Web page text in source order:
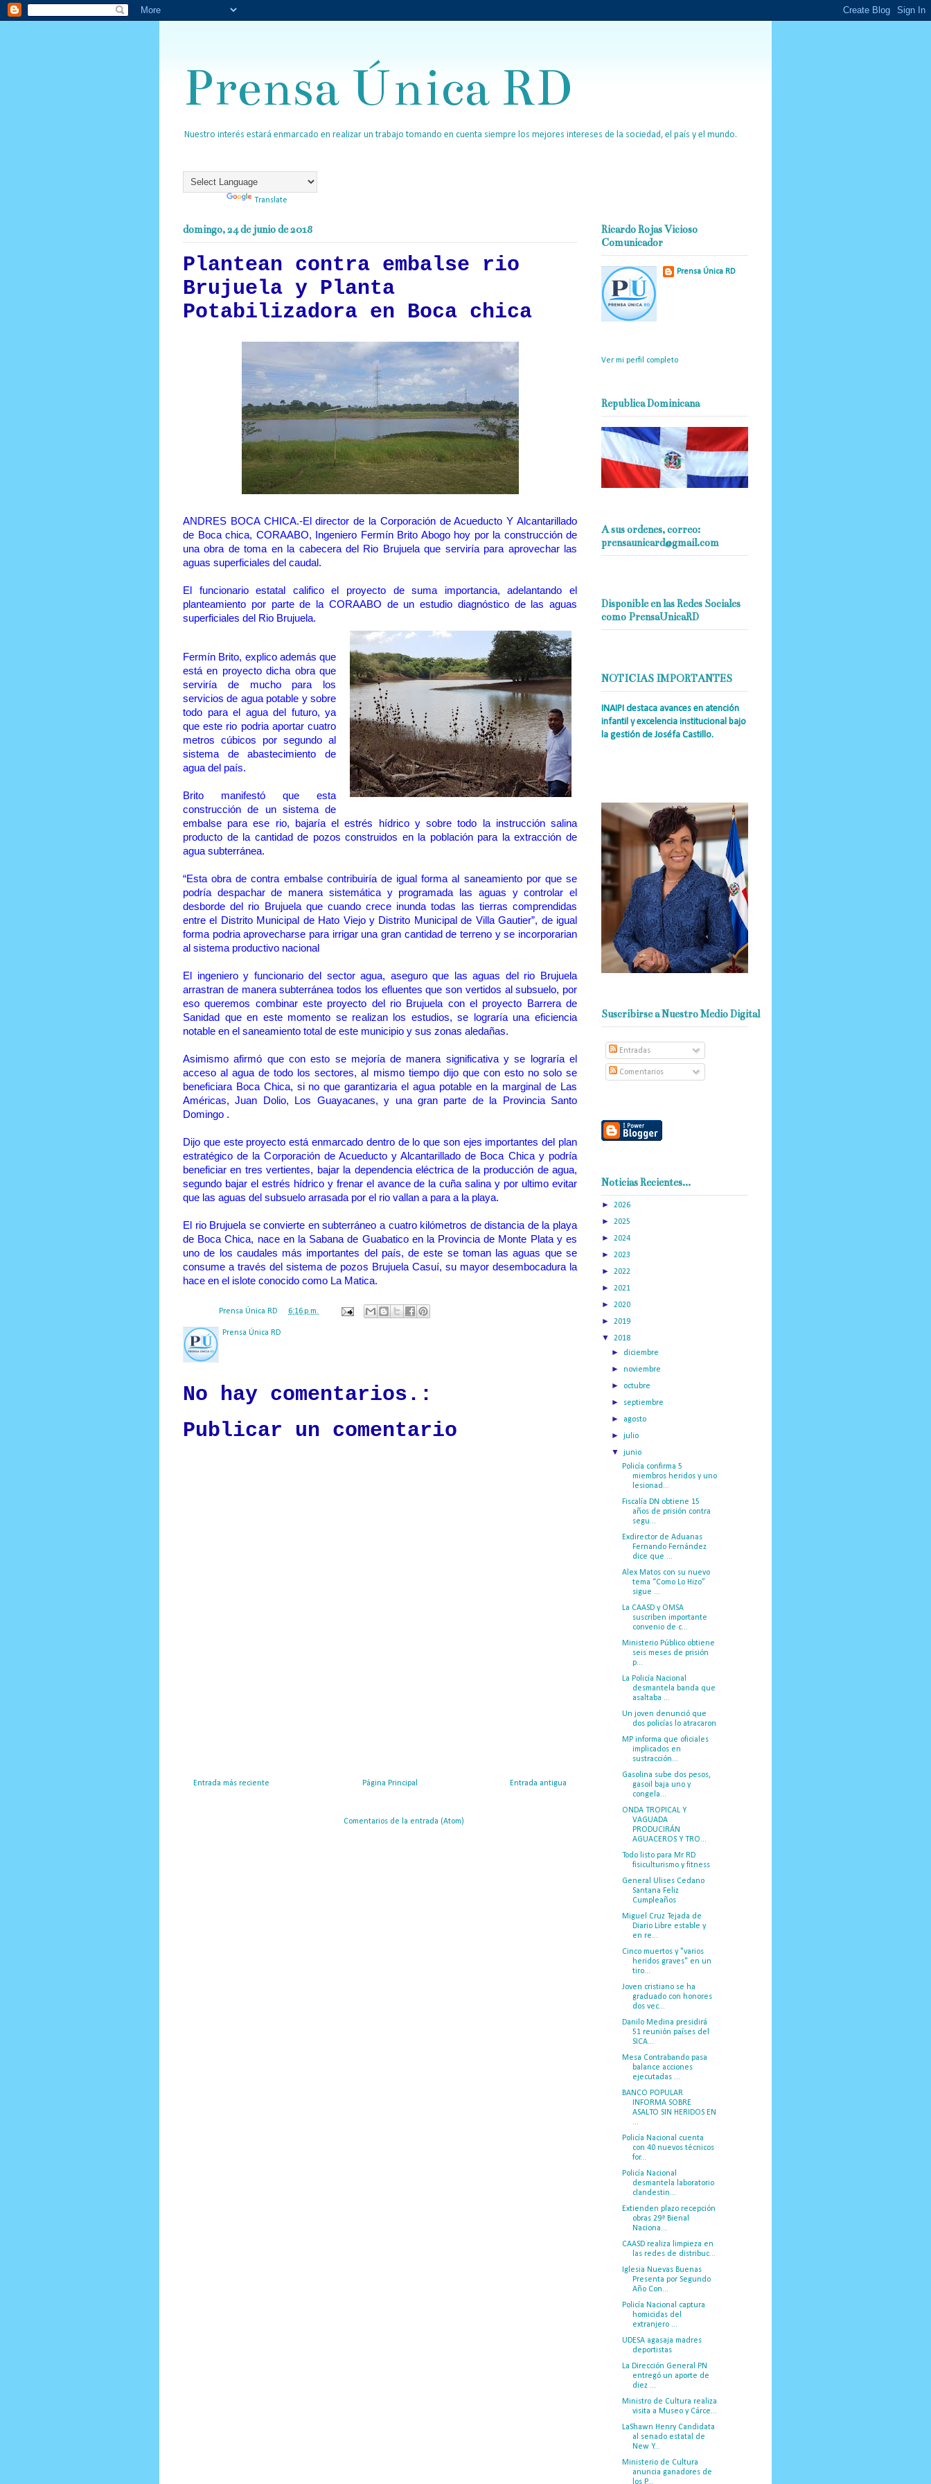
Prensa Única RD
Nuestro interés estará enmarcado en realizar un trabajo tomando en cuenta siempre los mejores intereses de la sociedad, el país y el mundo.
Translate
domingo, 24 de junio de 2018
Plantean contra embalse rio
Brujuela y Planta
Potabilizadora en Boca chica
ANDRES BOCA CHICA.-El director de la Corporación de Acueducto Y Alcantarillado
de Boca chica, CORAABO, Ingeniero Fermín Brito Abogo hoy por la construcción de
una obra de toma en la cabecera del Rio Brujuela que serviría para aprovechar las
aguas superficiales del caudal.
El funcionario estatal califico el proyecto de suma importancia, adelantando el
planteamiento por parte de la CORAABO de un estudio diagnóstico de las aguas
superficiales del Rio Brujuela.
Fermín Brito, explico además que
está en proyecto dicha obra que
serviría de mucho para los
servicios de agua potable y sobre
todo para el agua del futuro, ya
que este rio podria aportar cuatro
metros cúbicos por segundo al
sistema de abastecimiento de
agua del país.
Brito manifestó que esta
construcción de un sistema de
embalse para ese rio, bajaría el estrés hídrico y sobre todo la instrucción salina
producto de la cantidad de pozos construidos en la población para la extracción de
agua subterránea.
“Esta obra de contra embalse contribuiría de igual forma al saneamiento por que se
podría despachar de manera sistemática y programada las aguas y controlar el
desborde del rio Brujuela que cuando crece inunda todas las tierras comprendidas
entre el Distrito Municipal de Hato Viejo y Distrito Municipal de Villa Gautier”, de igual
forma podria aprovecharse para irrigar una gran cantidad de terreno y se incorporarian
al sistema productivo nacional
El ingeniero y funcionario del sector agua, aseguro que las aguas del rio Brujuela
arrastran de manera subterránea todos los efluentes que son vertidos al subsuelo, por
eso queremos combinar este proyecto del rio Brujuela con el proyecto Barrera de
Sanidad que en este momento se realizan los estudios, se lograría una eficiencia
notable en el saneamiento total de este municipio y sus zonas aledañas.
Asimismo afirmó que con esto se mejoría de manera significativa y se lograría el
acceso al agua de todo los sectores, al mismo tiempo dijo que con esto no solo se
beneficiara Boca Chica, si no que garantizaria el agua potable en la marginal de Las
Américas, Juan Dolio, Los Guayacanes, y una gran parte de la Provincia Santo
Domingo .
Dijo que este proyecto está enmarcado dentro de lo que son ejes importantes del plan
estratégico de la Corporación de Acueducto y Alcantarillado de Boca Chica y podría
beneficiar en tres vertientes, bajar la dependencia eléctrica de la producción de agua,
segundo bajar el estrés hídrico y frenar el avance de la cuña salina y por ultimo evitar
que las aguas del subsuelo arrasada por el rio vallan a para a la playa.
El rio Brujuela se convierte en subterráneo a cuatro kilómetros de distancia de la playa
de Boca Chica, nace en la Sabana de Guabatico en la Provincia de Monte Plata y es
uno de los caudales más importantes del país, de este se toman las aguas que se
consume a través del sistema de pozos Brujuela Casuí, su mayor desembocadura la
hace en el islote conocido como La Matica.
Prensa Única RD 6:16 p.m.
Prensa Única RD
No hay comentarios.:
Publicar un comentario
Entrada más reciente Entrada antigua
Página Principal
Comentarios de la entrada (Atom)
Ricardo Rojas Vicioso
Comunicador
Prensa Única RD
Ver mi perfil completo
Republica Dominicana
A sus ordenes, correo:
prensaunicard@gmail.com
Disponible en las Redes Sociales
como PrensaUnicaRD
NOTICIAS IMPORTANTES
INAIPI destaca avances en atención
infantil y excelencia institucional bajo
la gestión de Joséfa Castillo.
Suscribirse a Nuestro Medio Digital
Entradas
Comentarios
Noticias Recientes...
► 2026
► 2025
► 2024
► 2023
► 2022
► 2021
► 2020
► 2019
▼ 2018
► diciembre
►noviembre
► octubre
► septiembre
► agosto
►julio
▼junio
Policía confirma 5
miembros heridos y uno
lesionad...
Fiscalía DN obtiene 15
años de prisión contra
segu...
Exdirector de Aduanas
Fernando Fernández
dice que ...
Alex Matos con su nuevo
tema “Como Lo Hizo”
sigue ...
La CAASD y OMSA
suscriben importante
convenio de c...
Ministerio Público obtiene
seis meses de prisión
p...
La Policía Nacional
desmantela banda que
asaltaba ...
Un joven denunció que
dos policías lo atracaron
MP informa que oficiales
implicados en
sustracción...
Gasolina sube dos pesos,
gasoil baja uno y
congela...
ONDA TROPICAL Y
VAGUADA
PRODUCIRÁN
AGUACEROS Y TRO...
Todo listo para Mr RD
fisiculturismo y fitness
General Ulises Cedano
Santana Feliz
Cumpleaños
Miguel Cruz Tejada de
Diario Libre estable y
en re...
Cinco muertos y "varios
heridos graves" en un
tiro...
Joven cristiano se ha
graduado con honores
dos vec...
Danilo Medina presidirá
51 reunión países del
SICA...
Mesa Contrabando pasa
balance acciones
ejecutadas ...
BANCO POPULAR
INFORMA SOBRE
ASALTO SIN HERIDOS EN
...
Policía Nacional cuenta
con 40 nuevos técnicos
for...
Policía Nacional
desmantela laboratorio
clandestin...
Extienden plazo recepción
obras 29ª Bienal
Naciona...
CAASD realiza limpieza en
las redes de distribuc...
Iglesia Nuevas Buenas
Presenta por Segundo
Año Con...
Policía Nacional captura
homicidas del
extranjero ...
UDESA agasaja madres
deportistas
La Dirección General PN
entregó un aporte de
diez ...
Ministro de Cultura realiza
visita a Museo y Cárce...
LaShawn Henry Candidata
al senado estatal de
New Y...
Ministerio de Cultura
anuncia ganadores de
los P...